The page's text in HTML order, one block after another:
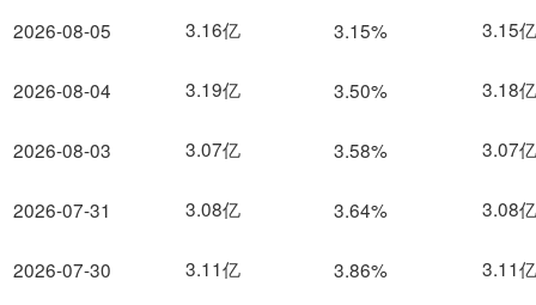
2026-08-05
2026-08-04
2026-08-03
2026-07-31
2026-07-30
3.16亿 3.15% 3.15亿
3.19亿 3.50% 3.18亿
3.07亿 3.58% 3.07亿
3.08亿 3.64% 3.08亿
3.11亿 3.86% 3.11亿